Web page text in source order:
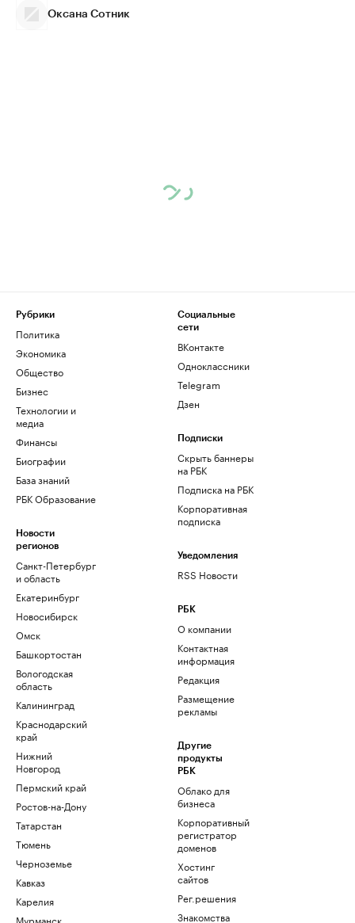
Оксана Сотник
Рубрики
Политика
Экономика
Общество
Бизнес
Технологии и
медиа
Финансы
Биографии
База знаний
РБК Образование
Новости
регионов
Санкт-Петербург
и область
Екатеринбург
Новосибирск
Омск
Башкортостан
Вологодская
область
Калининград
Краснодарский
край
Нижний
Новгород
Пермский край
Ростов-на-Дону
Татарстан
Тюмень
Черноземье
Кавказ
Карелия
Мурманск
Социальные
сети
ВКонтакте
Одноклассники
Telegram
Дзен
Подписки
Скрыть баннеры
на РБК
Подписка на РБК
Корпоративная
подписка
Уведомления
RSS Новости
РБК
О компании
Контактная
информация
Редакция
Размещение
рекламы
Другие
продукты
РБК
Облако для
бизнеса
Корпоративный
регистратор
доменов
Хостинг
сайтов
Рег.решения
Знакомства